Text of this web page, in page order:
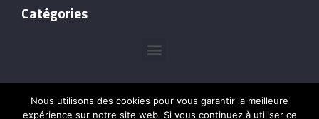
Catégories
Nous utilisons des cookies pour vous garantir la meilleure
expérience sur notre site web. Si vous continuez à utiliser ce